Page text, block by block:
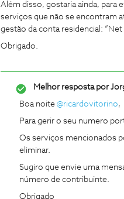
Além disso, gostaria ainda, para
serviços que não se encontram
gestão da conta residencial: “Net
Obrigado.
Melhor resposta por
Boa noite @ricardovitorino,
Para gerir o seu numero
Os serviços mencionados
eliminar.
Sugiro que envie uma
número de contribuinte.
Obrigado